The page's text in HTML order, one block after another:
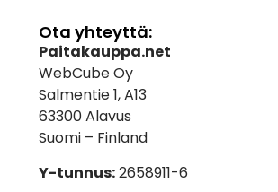
Ota yhteyttä:
Paitakauppa.net
WebCube Oy
Salmentie 1, A13
63300 Alavus
Suomi – Finland
Y-tunnus:2658911-6